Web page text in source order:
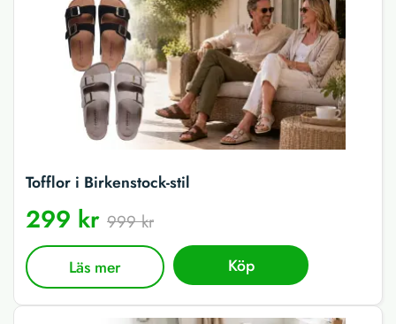
Tofflor i Birkenstock-stil
299 kr 999 kr
Läs mer Köp